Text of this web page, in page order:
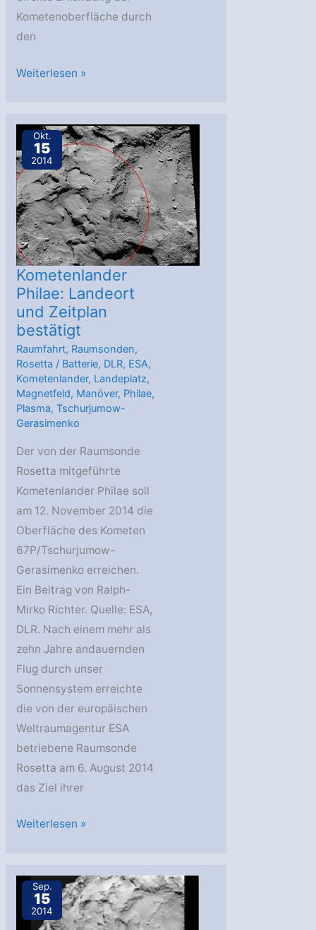
Kometenoberfläche durch
den
Rosetta
einem
Signal
vom
Lander
Philae
Weiterlesen »
Okt.
15
2014
Kometenlander
Philae: Landeort
und Zeitplan
bestätigt
Raumfahrt, Raumsonden,
Rosetta / Batterie, DLR, ESA,
Kometenlander, Landeplatz,
Magnetfeld, Manöver, Philae,
Plasma,Tschurjumow-
Gerasimenko
Der von der Raumsonde
Rosetta mitgeführte
Kometenlander Philae soll
am 12. November 2014 die
Oberfläche des Kometen
67P/Tschurjumow-
Gerasimenko erreichen.
Ein Beitrag von Ralph-
Mirko Richter. Quelle: ESA,
DLR. Nach einem mehr als
zehn Jahre andauernden
Flug durch unser
Sonnensystem erreichte
die von der europäischen
Weltraumagentur ESA
betriebene Raumsonde
Rosetta am 6. August 2014
das Ziel ihrer
Kometenlander
und
Zeitplan
bestätigt
Weiterlesen »
Sep.
15
2014